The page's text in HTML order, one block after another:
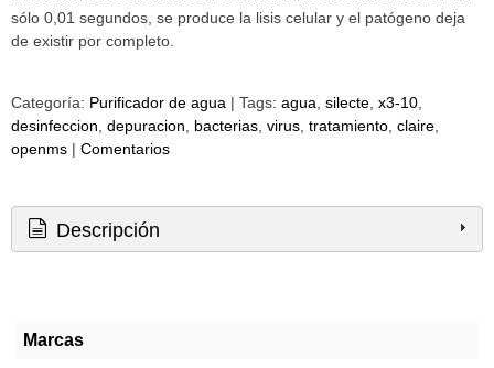
Marcas
sólo 0,01 segundos, se produce la lisis celular y el patógeno deja
de existir por completo.
Categoría: Purificador de agua | Tags: agua silecte x3-10
desinfeccion depuracion bacterias virus tratamiento claire
openms | Comentarios
Descripción